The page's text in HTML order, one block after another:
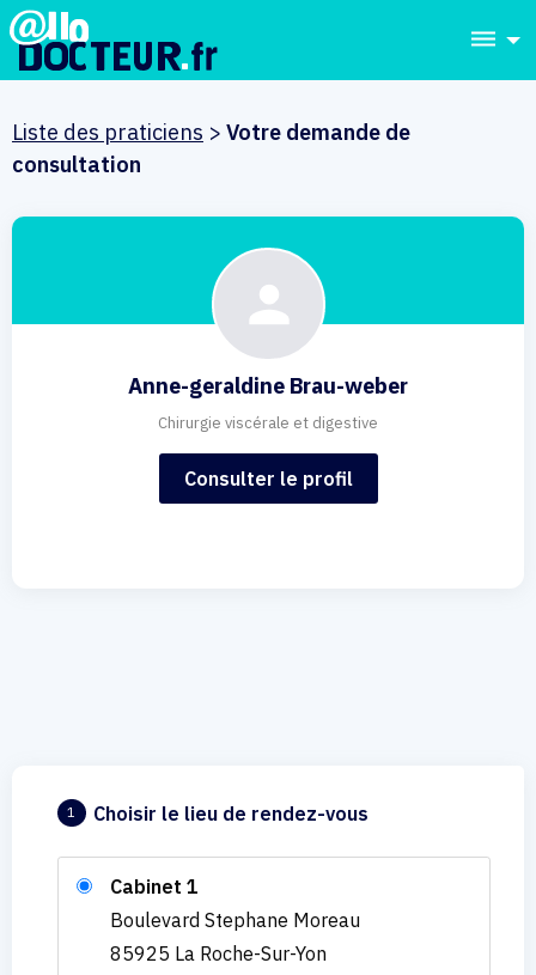
dehaze
Liste des praticiens > Votre demande de
consultation
Anne-geraldine Brau-weber
Chirurgie viscérale et digestive
Consulter le profil
1 Choisir le lieu de rendez-vous
Cabinet 1
Boulevard Stephane Moreau
85925 La Roche-Sur-Yon